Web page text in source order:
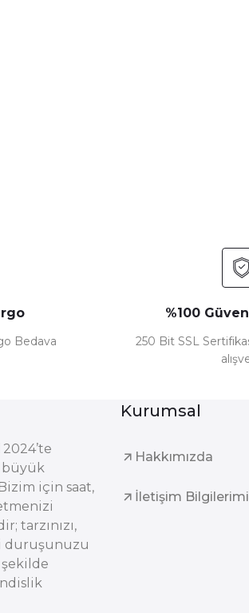
Bedava
%100
250 Bit SSL
büyük
için saat,
tarzınızı,
duruşunuzu
Kurumsal
Hakkımızda
İletişim